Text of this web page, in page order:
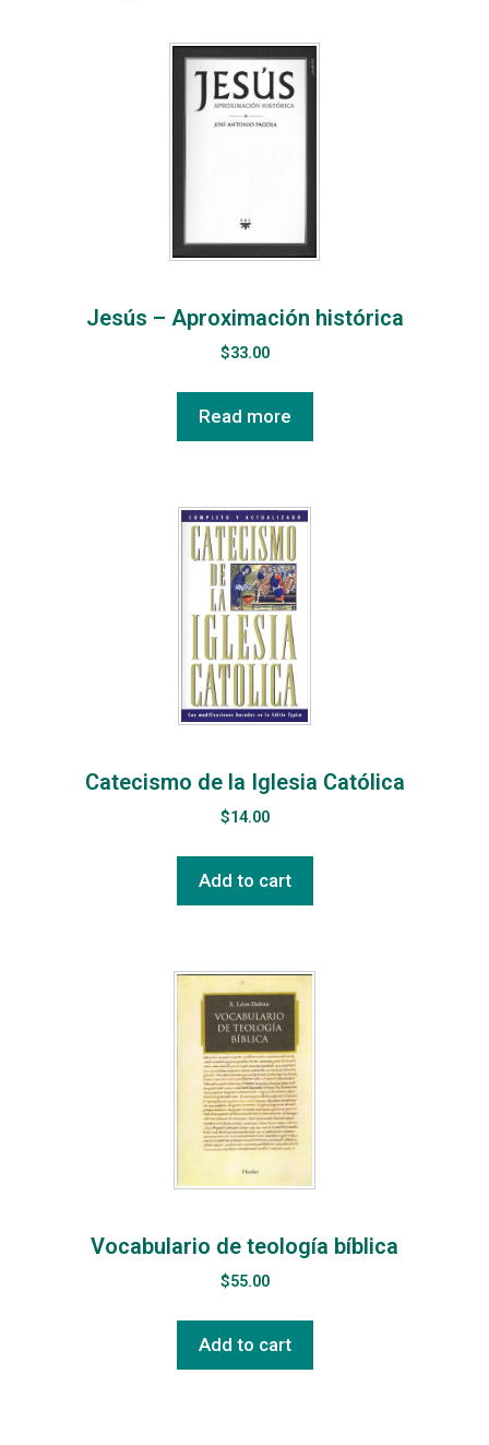
Jesús – Aproximación histórica
$33.00
Read more
Catecismo de la Iglesia Católica
$14.00
Add to cart
Vocabulario de teología bíblica
$55.00
Add to cart